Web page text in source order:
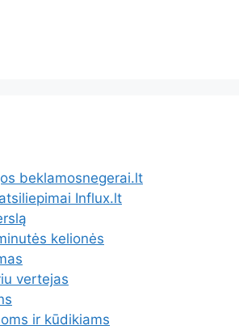
beklamosnegerai.lt
Influx.lt
kelionės
vertejas
ir kūdikiams